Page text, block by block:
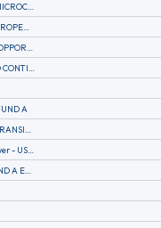
MANDARINE GLOBAL MICROCAP
FRANKLIN MUTUAL EUROPEAN FUND A EUR (C)
PLUVALA DISRUPTIVE OPPORTUNITIES
DORVAL DRIVERS SMID CONTINENTAL EUROPE
A
MANDARINE GLOBAL TRANSITION R
AMPLEGEST Pricing Power - US - AC
FIDELITY AMERICA FUND A EUR (C)